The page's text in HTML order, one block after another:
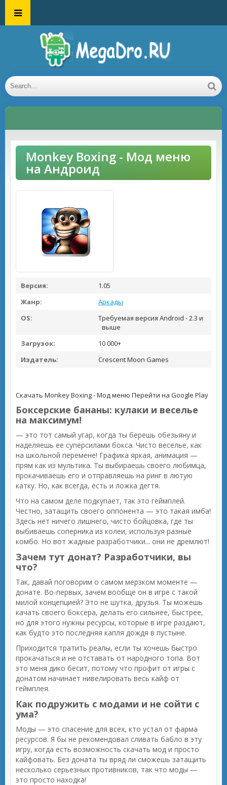
Monkey Boxing - Мод меню
на Андроид
Версия:
1.05
Жанр:
Аркады
OS:
Требуемая версия Android - 2.3 и
выше
Загрузок:
10 000+
Издатель:
Crescent Moon Games
Скачать Monkey Boxing - Мод меню Перейти на Google Play
Боксерские бананы: кулаки и веселье
на максимум!
— это тот самый угар, когда ты берешь обезьяну и
наделяешь ее суперсилами бокса. Чисто веселье, как
на школьной перемене! Графика яркая, анимация —
прям как из мультика. Ты выбираешь своего любимца,
прокачиваешь его и отправляешь на ринг в лютую
катку. Но, как всегда, есть и ложка дегтя.
Что на самом деле подкупает, так это геймплей.
Честно, затащить своего оппонента — это такая имба!
Здесь нет ничего лишнего, чисто бойцовка, где ты
выбиваешь соперника из колеи, используя разные
комбо. Но вот жадные разработчики... они не дремлют!
Зачем тут донат? Разработчики, вы
что?
Так, давай поговорим о самом мерзком моменте —
донате. Во-первых, зачем вообще он в игре с такой
милой концепцией? Это не шутка, друзья. Ты можешь
качать своего боксера, делать его сильнее, быстрее,
но для этого нужны ресурсы, которые в игре раздают,
как будто это последняя капля дождя в пустыне.
Приходится тратить реалы, если ты хочешь быстро
прокачаться и не отставать от народного топа. Вот
это меня дико бесит, потому что профит от игры с
донатом начинает нивелировать весь кайф от
геймплея.
Как подружить с модами и не сойти с
ума?
Моды — это спасение для всех, кто устал от фарма
ресурсов. Я бы не рекомендовал сливать бабло в эту
игру, когда есть возможность скачать мод и просто
кайфовать. Без доната ты вряд ли сможешь затащить
несколько серьезных противников, так что моды —
это просто находка!